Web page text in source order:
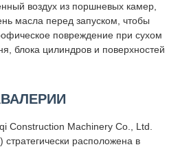
воздух из поршневых камер,
масла перед запуском, чтобы
повреждение при сухом
блока цилиндров и поверхностей
Construction Machinery Co., Ltd.
расположена в